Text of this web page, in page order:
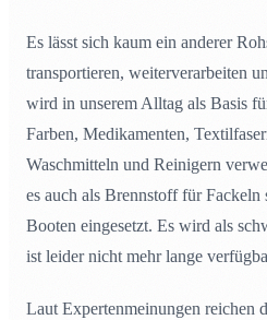
Es lässt sich kaum ein anderer
transportieren, weiterverarbeiten
wird in unserem Alltag als Basis
Farben, Medikamenten,
Waschmitteln und Reinigern
es auch als Brennstoff für
Booten eingesetzt. Es wird als
ist leider nicht mehr lange
Laut Expertenmeinungen reichen